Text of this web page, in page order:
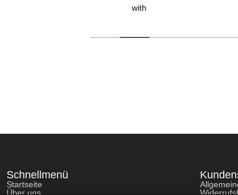
with
Schnellmenü
Startseite
Über uns